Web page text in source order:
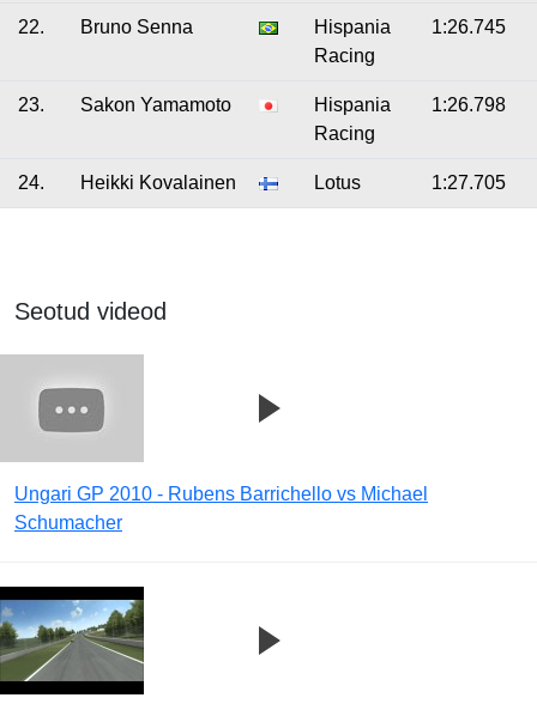
22. Bruno Senna
Hispania
Racing
1:26.745
23. Sakon Yamamoto
Hispania
Racing
1:26.798
24. Heikki Kovalainen Lotus 1:27.705
Seotud videod
Ungari GP 2010 - Rubens Barrichello vs Michael
Schumacher